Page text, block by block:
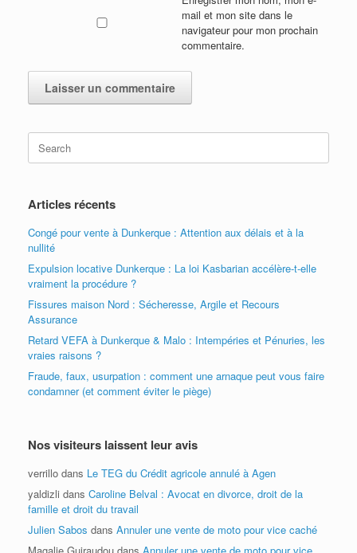
mail et mon site dans le
navigateur pour mon prochain
commentaire.
for:
Articles récents
Congé pour vente à Dunkerque : Attention aux délais et à la
nullité
Expulsion locative Dunkerque : La loi Kasbarian accélère-t-elle
vraiment la procédure ?
Fissures maison Nord : Sécheresse, Argile et Recours
Assurance
Retard VEFA à Dunkerque & Malo : Intempéries et Pénuries, les
vraies raisons ?
Fraude, faux, usurpation : comment une arnaque peut vous faire
condamner (et comment éviter le piège)
Nos visiteurs laissent leur avis
verrillo dans Le TEG du Crédit agricole annulé à Agen
yaldizli dans Caroline Belval : Avocat en divorce, droit de la
famille et droit du travail
Julien Sabos dans Annuler une vente de moto pour vice caché